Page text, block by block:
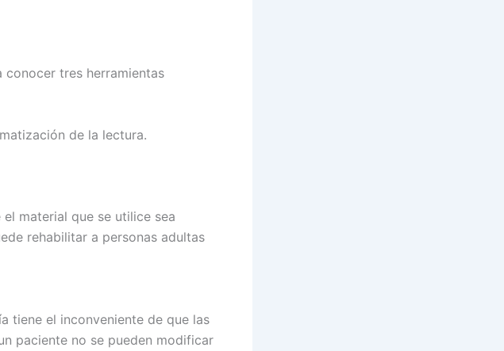
tres herramientas
de la lectura.
material que se utilice sea
rehabilitar a personas adultas
tiene el inconveniente de que las
paciente no se pueden modificar